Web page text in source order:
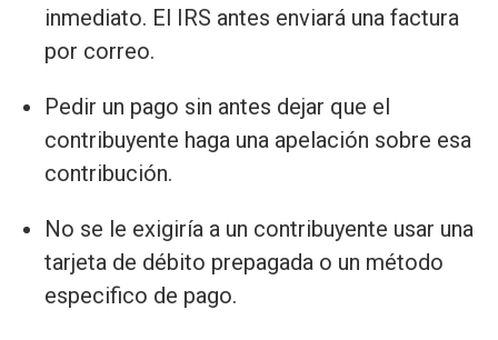
inmediato. El IRS antes enviará una factura
por correo.
Pedir un pago sin antes dejar que el
contribuyente haga una apelación sobre esa
contribución.
No se le exigiría a un contribuyente usar una
tarjeta de débito prepagada o un método
especifico de pago.